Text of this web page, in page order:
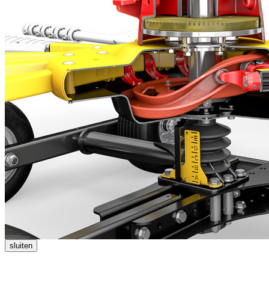
sluiten